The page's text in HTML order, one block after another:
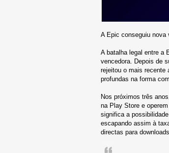
A Epic conseguiu nova
A batalha legal entre a
vencedora. Depois de
rejeitou o mais recente
profundas na forma
Nos próximos três
na Play Store e
significa a
escapando assim à
directas para